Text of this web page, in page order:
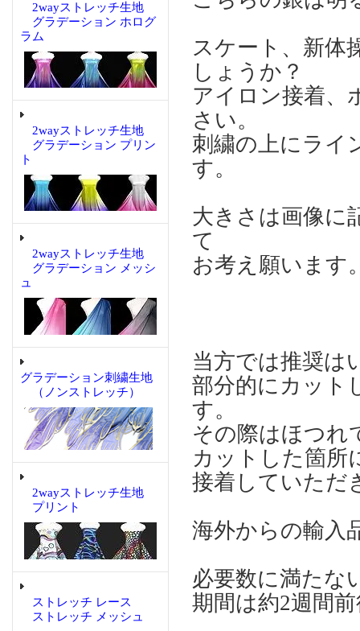
2wayストレッチ生地
グラデーション ホログ
ラム
2wayストレッチ生地
グラデーション プリン
ト
2wayストレッチ生地
グラデーション メッシ
ュ
グラデーション刺繍生地
（ノンストレッチ）
2wayストレッチ生地
プリント
ストレッチ レース
ストレッチ メッシュ
スケート、新体
しょうか？
アイロン接着、
さい。
刺繍の上にライ
す。
大きさは画像に
て
お考え願います
当方では推奨は
部分的にカット
す。
その際はほつれ
カットした箇所
接着していただ
海外からの輸入
必要数に満たな
期間は約2週間